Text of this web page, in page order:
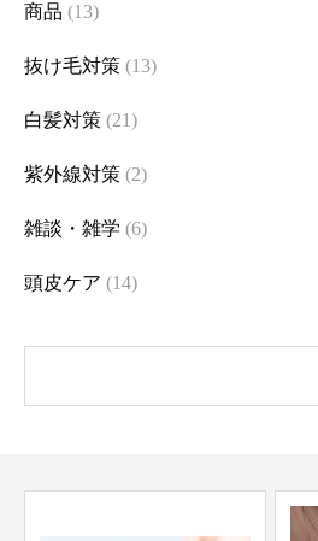
商品 (13)
抜け毛対策 (13)
白髪対策 (21)
紫外線対策 (2)
雑談・雑学 (6)
頭皮ケア (14)